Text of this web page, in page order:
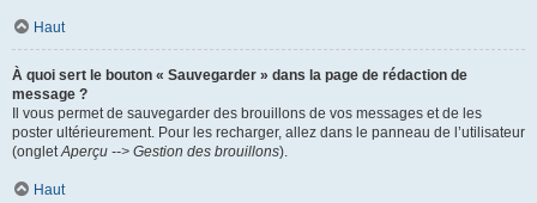
Haut
À quoi sert le bouton « Sauvegarder » dans la page de rédaction de
message ?
Il vous permet de sauvegarder des brouillons de vos messages et de les
poster ultérieurement. Pour les recharger, allez dans le panneau de l’utilisateur
(ongletAperçu --> Gestion des brouillons).
Haut